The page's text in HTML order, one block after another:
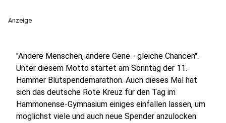
Anzeige
"Andere Menschen, andere Gene - gleiche Chancen".
Unter diesem Motto startet am Sonntag der 11.
Hammer Blutspendemarathon. Auch dieses Mal hat
sich das deutsche Rote Kreuz für den Tag im
Hammonense-Gymnasium einiges einfallen lassen, um
möglichst viele und auch neue Spender anzulocken.